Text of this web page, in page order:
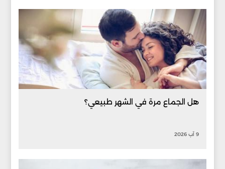
هل الجماع مرة في الشهر طبيعي؟
9 آب 2026